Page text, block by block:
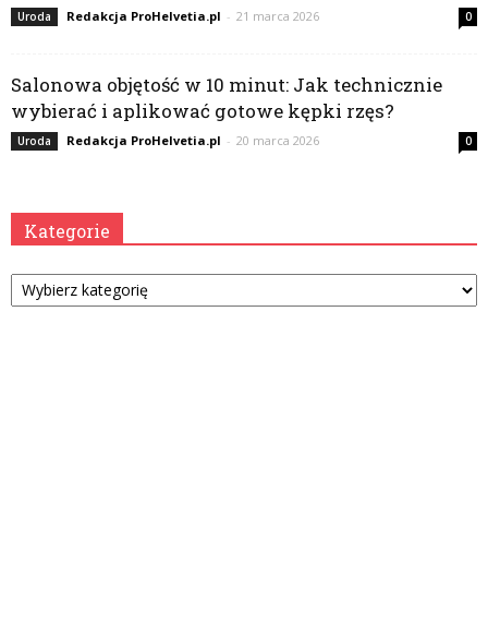
Uroda Redakcja ProHelvetia.pl - 21 marca 2026 0
Salonowa objętość w 10 minut: Jak technicznie
wybierać i aplikować gotowe kępki rzęs?
Uroda Redakcja ProHelvetia.pl - 20 marca 2026 0
Kategorie
Kategorie